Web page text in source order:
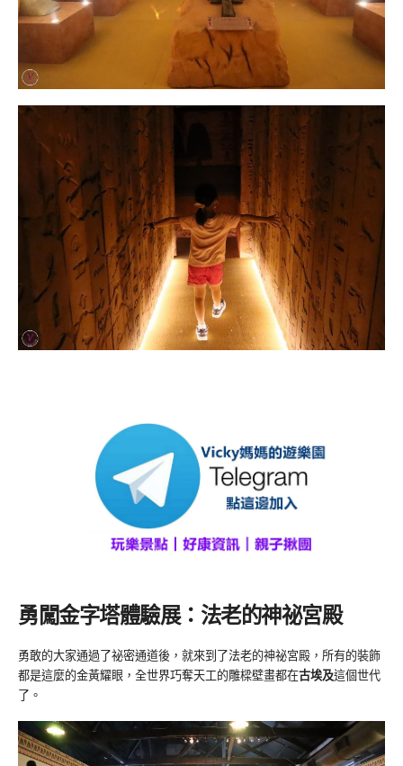
勇闖金字塔體驗展：法老的神祕宮殿
勇敢的大家通過了祕密通道後，就來到了法老的神祕宮殿，所有的裝飾
都是這麼的金黃耀眼，全世界巧奪天工的雕樑壁畫都在古埃及這個世代
了。